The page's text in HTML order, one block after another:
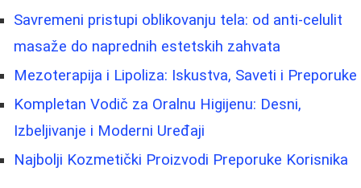
Savremeni pristupi oblikovanju tela: od anti-celulit
masaže do naprednih estetskih zahvata
Mezoterapija i Lipoliza: Iskustva, Saveti i Preporuke
Kompletan Vodič za Oralnu Higijenu: Desni,
Izbeljivanje i Moderni Uređaji
Najbolji Kozmetički Proizvodi Preporuke Korisnika